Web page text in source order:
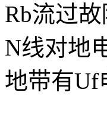
Rb流过
N线对地
地带有Uf